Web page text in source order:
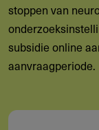
stoppen van
subsidie online
aanvraagperiode.